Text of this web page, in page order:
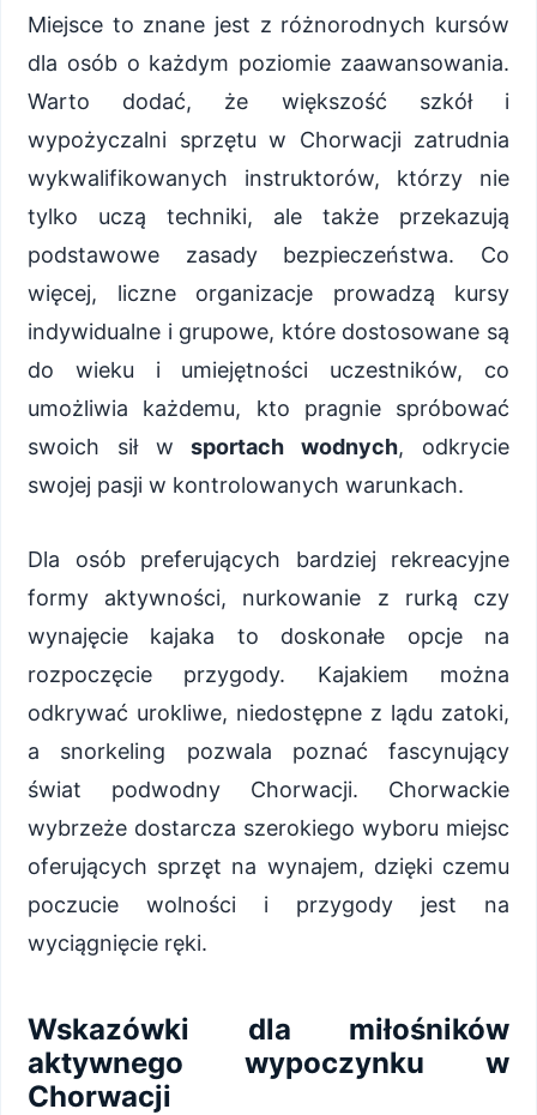
Miejsce to znane jest z różnorodnych kursów
dla osób o każdym poziomie zaawansowania.
Warto dodać, że większość szkół i
wypożyczalni sprzętu w Chorwacji zatrudnia
wykwalifikowanych instruktorów, którzy nie
tylko uczą techniki, ale także przekazują
podstawowe zasady bezpieczeństwa. Co
więcej, liczne organizacje prowadzą kursy
indywidualne i grupowe, które dostosowane są
do wieku i umiejętności uczestników, co
umożliwia każdemu, kto pragnie spróbować
swoich sił wsportach wodnych, odkrycie
swojej pasji w kontrolowanych warunkach.
Dla osób preferujących bardziej rekreacyjne
formy aktywności, nurkowanie z rurką czy
wynajęcie kajaka to doskonałe opcje na
rozpoczęcie przygody. Kajakiem można
odkrywać urokliwe, niedostępne z lądu zatoki,
a snorkeling pozwala poznać fascynujący
świat podwodny Chorwacji. Chorwackie
wybrzeże dostarcza szerokiego wyboru miejsc
oferujących sprzęt na wynajem, dzięki czemu
poczucie wolności i przygody jest na
wyciągnięcie ręki.
Wskazówki dla miłośników
aktywnego wypoczynku w
Chorwacji